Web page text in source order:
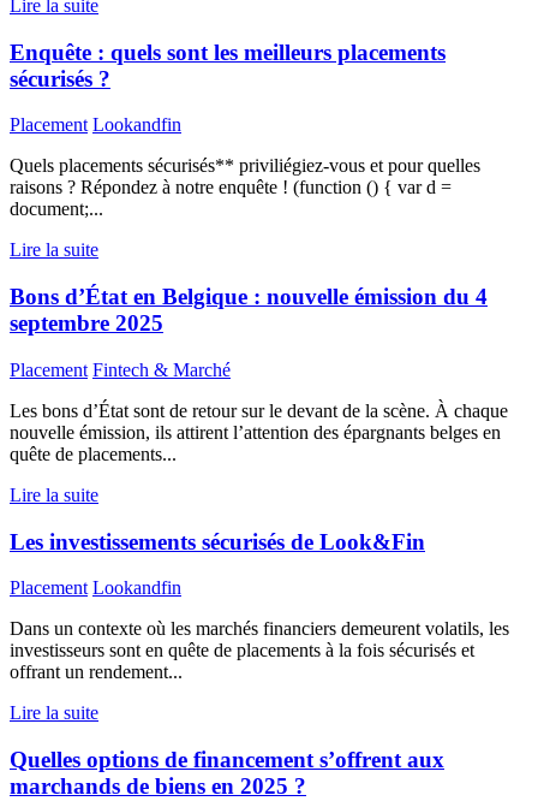
Lire la suite
Enquête : quels sont les meilleurs placements
sécurisés ?
Placement Lookandfin
Quels placements sécurisés** priviliégiez-vous et pour quelles
raisons ? Répondez à notre enquête ! (function () { var d =
document;...
Lire la suite
Bons d’État en Belgique : nouvelle émission du 4
septembre 2025
Placement Fintech & Marché
Les bons d’État sont de retour sur le devant de la scène. À chaque
nouvelle émission, ils attirent l’attention des épargnants belges en
quête de placements...
Lire la suite
Les investissements sécurisés de Look&Fin
Placement Lookandfin
Dans un contexte où les marchés financiers demeurent volatils, les
investisseurs sont en quête de placements à la fois sécurisés et
offrant un rendement...
Lire la suite
Quelles options de financement s’offrent aux
marchands de biens en 2025 ?